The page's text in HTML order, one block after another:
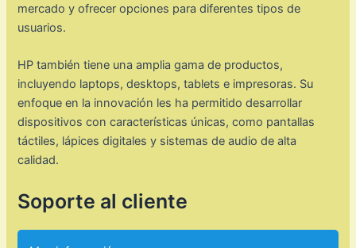
mercado y ofrecer opciones para diferentes tipos de
usuarios.
HP también tiene una amplia gama de productos,
incluyendo laptops, desktops, tablets e impresoras. Su
enfoque en la innovación les ha permitido desarrollar
dispositivos con características únicas, como pantallas
táctiles, lápices digitales y sistemas de audio de alta
calidad.
Soporte al cliente